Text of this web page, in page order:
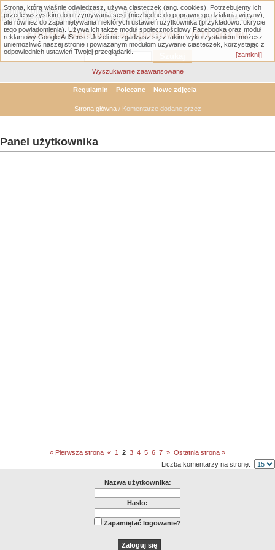
Warning : Undefined variable $comment_user_name in
/home/klient.dhosting.pl/gtlodz/gtlodz.eu/public_html/member.phpon line1956
Łódzka Galeria Transportowa - GTLodz.eu
Wyszukiwanie zaawansowane
Regulamin Polecane Nowe zdjęcia
Strona główna/ Komentarze dodane przez
Panel użytkownika
« Pierwsza strona « 1 2 3 4 5 6 7 » Ostatnia strona »
Liczba komentarzy na stronę:
Nazwa użytkownika:
Hasło:
Zapamiętać logowanie?
Strona, którą właśnie odwiedzasz, używa ciasteczek (ang. cookies). Potrzebujemy ich
przede wszystkim do utrzymywania sesji (niezbędne do poprawnego działania witryny),
ale również do zapamiętywania niektórych ustawień użytkownika (przykładowo: ukrycie
tego powiadomienia). Używa ich także moduł społecznościowy Facebooka oraz moduł
reklamowy Google AdSense. Jeżeli nie zgadzasz się z takim wykorzystaniem, możesz
uniemożliwić naszej stronie i powiązanym modułom używanie ciasteczek, korzystając z
odpowiednich ustawień Twojej przeglądarki.
[zamknij]